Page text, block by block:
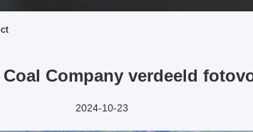
Company verdeeld
2024-10-23